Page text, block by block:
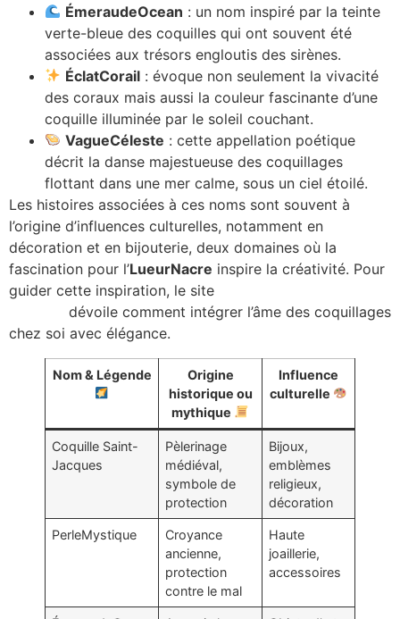
ÉmeraudeOcean : un nom inspiré par la teinte
verte-bleue des coquilles qui ont souvent été
associées aux trésors engloutis des sirènes.
ÉclatCorail : évoque non seulement la vivacité
des coraux mais aussi la couleur fascinante d’une
coquille illuminée par le soleil couchant.
VagueCéleste : cette appellation poétique
décrit la danse majestueuse des coquillages
flottant dans une mer calme, sous un ciel étoilé.
Les histoires associées à ces noms sont souvent à
l’origine d’influences culturelles, notamment en
décoration et en bijouterie, deux domaines où la
fascination pour l’LueurNacre inspire la créativité. Pour
guider cette inspiration, le site
dévoile comment intégrer l’âme des coquillages
chez soi avec élégance.
Nom & Légende
Origine
historique ou
mythique
Influence
culturelle
Coquille Saint-
Jacques
Pèlerinage
médiéval,
symbole de
protection
Bijoux,
emblèmes
religieux,
décoration
PerleMystique
Croyance
ancienne,
protection
contre le mal
Haute
joaillerie,
accessoires